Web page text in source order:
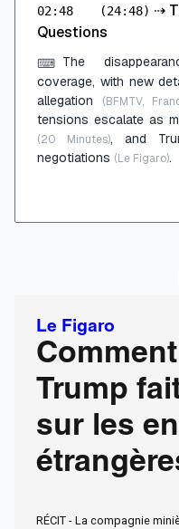
02:48 (24:48) ⇢
Questions
⌨ The
coverage, with new
allegation
(BFMTV,
tensions escalate as
(20 Minutes), and
negotiations (Le Figaro).
Le Figaro
Trump
sur les
RÉCIT - La compagnie